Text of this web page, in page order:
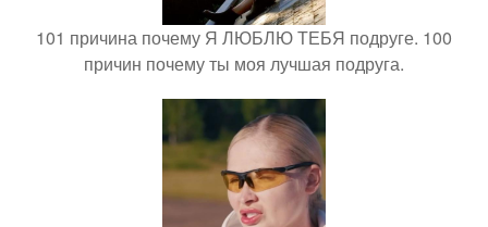
101 причина почему Я ЛЮБЛЮ ТЕБЯ подруге. 100
причин почему ты моя лучшая подруга.